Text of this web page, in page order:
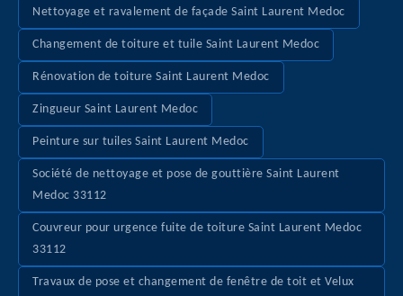
Nettoyage et ravalement de façade Saint Laurent Medoc
Changement de toiture et tuile Saint Laurent Medoc
Rénovation de toiture Saint Laurent Medoc
Zingueur Saint Laurent Medoc
Peinture sur tuiles Saint Laurent Medoc
Société de nettoyage et pose de gouttière Saint Laurent
Medoc 33112
Couvreur pour urgence fuite de toiture Saint Laurent Medoc
33112
Travaux de pose et changement de fenêtre de toit et Velux